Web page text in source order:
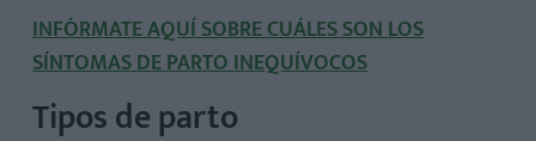
INFÓRMATE AQUÍ SOBRE CUÁLES SON LOS
SÍNTOMAS DE PARTO INEQUÍVOCOS
Tipos de parto